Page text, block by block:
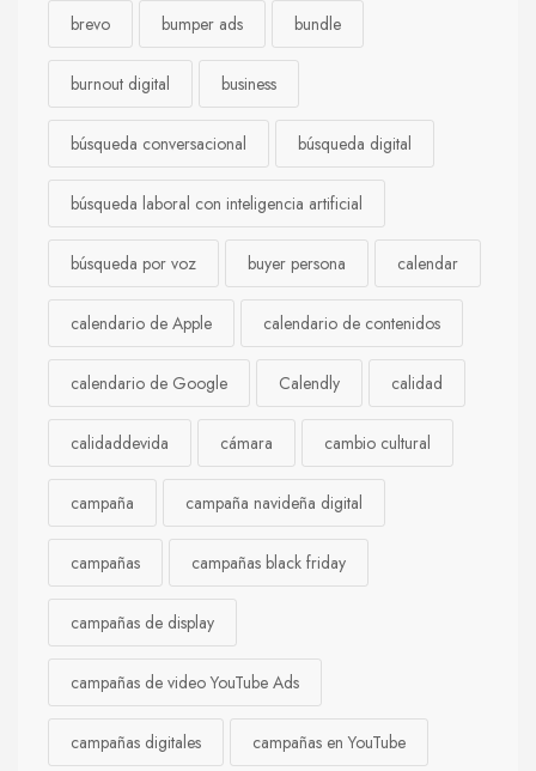
brevo bumper ads bundle
burnout digital business
búsqueda conversacional búsqueda digital
búsqueda laboral con inteligencia artificial
búsqueda por voz buyer persona calendar
calendario de Apple calendario de contenidos
calendario de Google Calendly calidad
calidaddevida cámara cambio cultural
campaña campaña navideña digital
campañas campañas black friday
campañas de display
campañas de video YouTube Ads
campañas digitales campañas en YouTube